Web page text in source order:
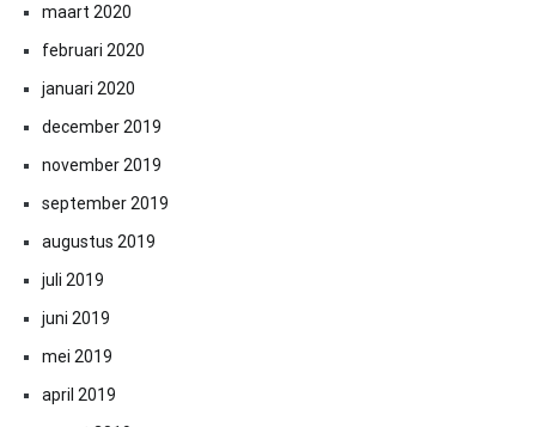
maart 2020
februari 2020
januari 2020
december 2019
november 2019
september 2019
augustus 2019
juli 2019
juni 2019
mei 2019
april 2019